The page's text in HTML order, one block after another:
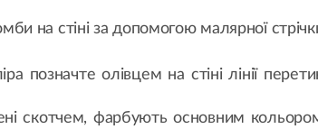
на стіні за допомогою малярної
позначте олівцем на стіні лінії
скотчем, фарбують основним